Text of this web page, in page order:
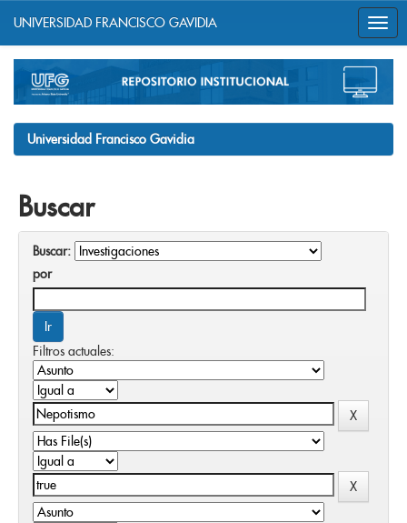
navigation
UNIVERSIDAD FRANCISCO GAVIDIA
Universidad Francisco Gavidia
Buscar
Buscar:
por
Filtros actuales: